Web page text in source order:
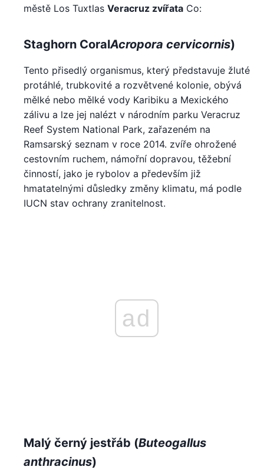
městě Los Tuxtlas Veracruz zvířata Co:
Staghorn CoralAcropora cervicornis)
Tento přisedlý organismus, který představuje žluté
protáhlé, trubkovité a rozvětvené kolonie, obývá
mělké nebo mělké vody Karibiku a Mexického
zálivu a lze jej nalézt v národním parku Veracruz
Reef System National Park, zařazeném na
Ramsarský seznam v roce 2014. zvíře ohrožené
cestovním ruchem, námořní dopravou, těžební
činností, jako je rybolov a především již
hmatatelnými důsledky změny klimatu, má podle
IUCN stav ochrany zranitelnost.
ad
Malý černý jestřáb (Buteogallus
anthracinus)